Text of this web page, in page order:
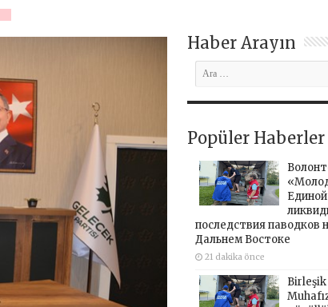
Haber Arayın
Popüler Haberler
последствия паводков
Дальнем Востоке
21 dakika önce
Birleşik